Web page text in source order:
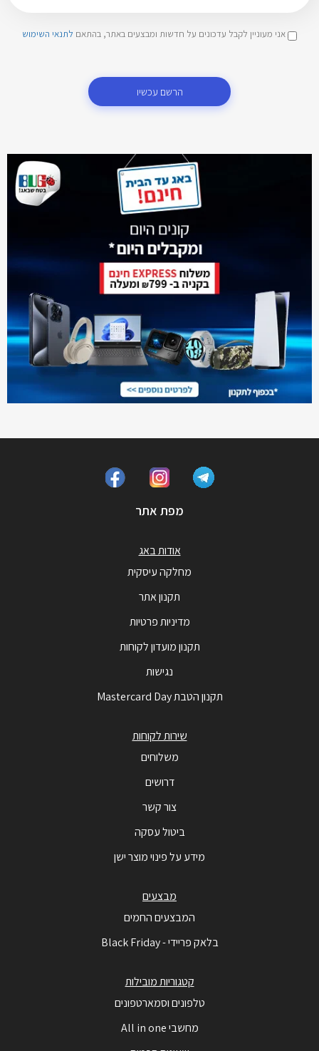
אני מעוניין לקבל עדכונים על חדשות ומבצעים באתר, בהתאם לתנאי השימוש
הרשם עכשיו
מפת אתר
אודות באג
מחלקה עיסקית
תקנון אתר
מדיניות פרטיות
תקנון מועדון לקוחות
נגישות
תקנון הטבת Mastercard Day
שירות לקוחות
משלוחים
דרושים
צור קשר
ביטול עסקה
מידע על פינוי מוצר ישן
מבצעים
המבצעים החמים
בלאק פריידי - Black Friday
קטגוריות מובילות
טלפונים וסמארטפונים
מחשבי All in one